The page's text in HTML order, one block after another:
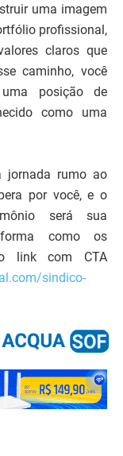
uma imagem
profissional,
claros que
caminho, você
posição de
como uma
jornada rumo ao
por você, e o
será sua
como os
link com CTA
sindico-